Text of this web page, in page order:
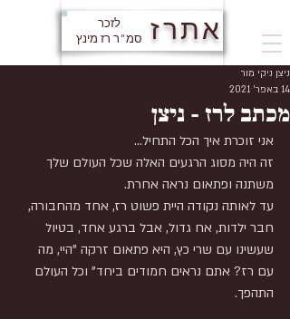
לזכר
סמ"ר רז מינץ
אתרז
מכתב לרז - ניצן
ניצן ניקי מור
14 באפר׳ 2021
אני זוכרת איך הכל התחיל...
זה היה מסוג הרגעים האלה שכל העולם שלך
משתנה ופתאום נראה אחרת.
עד לאותה נקודה היית פשוט רז, אחד מהחבורה,
חבר ילדות, אח גדול, אבל ברגע אחד, בטיול
שעשינו עם שרי כץ, היא פתאום זרקה "היי, מה
עם רז? אתם נראים חמודים ביחד" וכל העולם
התהפך.